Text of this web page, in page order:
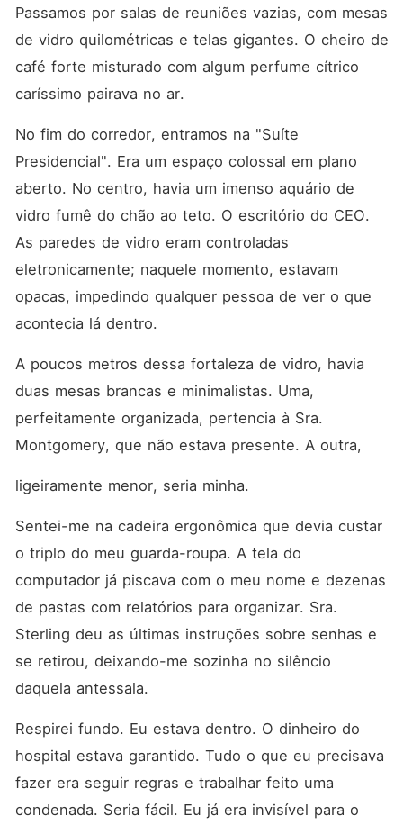
Passamos por salas de reuniões vazias, com mesas
de vidro quilométricas e telas gigantes. O cheiro de
café forte misturado com algum perfume cítrico
caríssimo pairava no ar.
No fim do corredor, entramos na "Suíte
Presidencial". Era um espaço colossal em plano
aberto. No centro, havia um imenso aquário de
vidro fumê do chão ao teto. O escritório do CEO.
As paredes de vidro eram controladas
eletronicamente; naquele momento, estavam
opacas, impedindo qualquer pessoa de ver o que
acontecia lá dentro.
A poucos metros dessa fortaleza de vidro, havia
duas mesas brancas e minimalistas. Uma,
perfeitamente organizada, pertencia à Sra.
Montgomery, que não estava presente. A outra,
ligeiramente menor, seria minha.
Sentei-me na cadeira ergonômica que devia custar
o triplo do meu guarda-roupa. A tela do
computador já piscava com o meu nome e dezenas
de pastas com relatórios para organizar. Sra.
Sterling deu as últimas instruções sobre senhas e
se retirou, deixando-me sozinha no silêncio
daquela antessala.
Respirei fundo. Eu estava dentro. O dinheiro do
hospital estava garantido. Tudo o que eu precisava
fazer era seguir regras e trabalhar feito uma
condenada. Seria fácil. Eu já era invisível para o